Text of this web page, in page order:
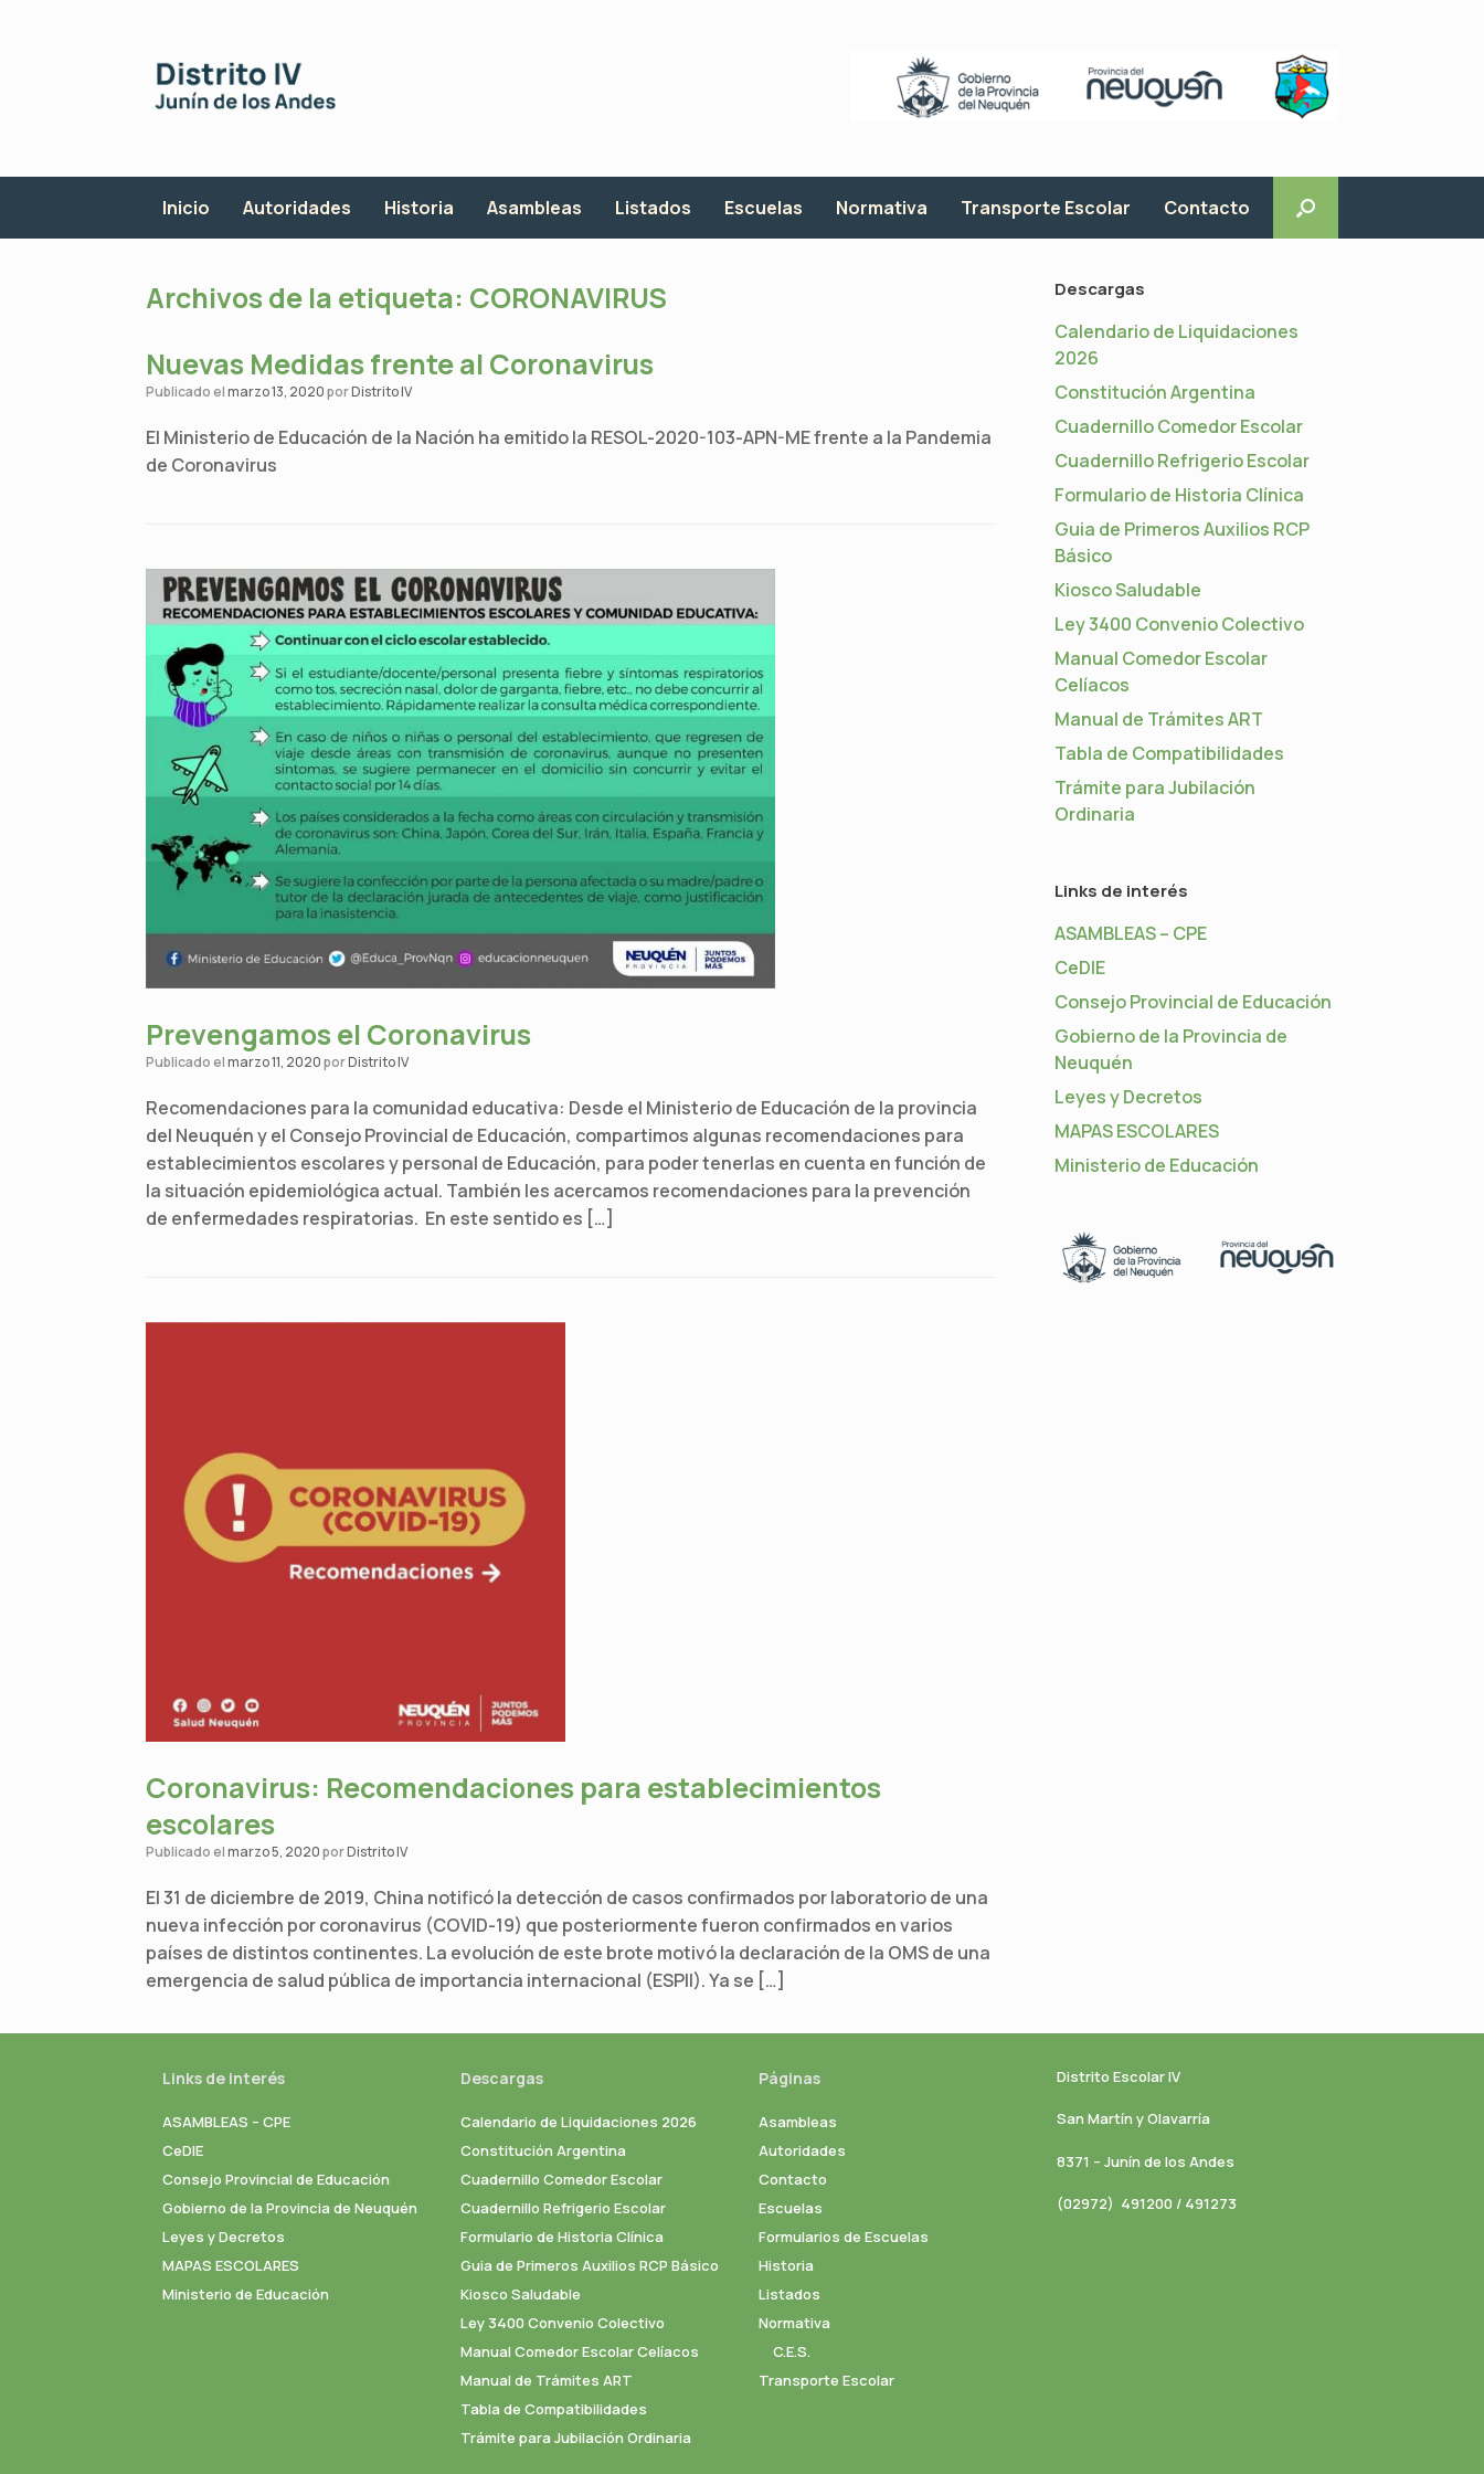
Inicio Autoridades Historia Asambleas Listados Escuelas Normativa Transporte Escolar Contacto
Archivos de la etiqueta: CORONAVIRUS
Nuevas Medidas frente al Coronavirus
Publicado elmarzo 13, 2020porDistrito IV
El Ministerio de Educación de la Nación ha emitido la RESOL-2020-103-APN-ME frente a la Pandemia
de Coronavirus
Prevengamos el Coronavirus
Publicado elmarzo 11, 2020porDistrito IV
Recomendaciones para la comunidad educativa: Desde el Ministerio de Educación de la provincia
del Neuquén y el Consejo Provincial de Educación, compartimos algunas recomendaciones para
establecimientos escolares y personal de Educación, para poder tenerlas en cuenta en función de
la situación epidemiológica actual. También les acercamos recomendaciones para la prevención
de enfermedades respiratorias. En este sentido es […]
Coronavirus: Recomendaciones para establecimientos
escolares
Publicado elmarzo 5, 2020porDistrito IV
El 31 de diciembre de 2019, China notificó la detección de casos confirmados por laboratorio de una
nueva infección por coronavirus (COVID-19) que posteriormente fueron confirmados en varios
países de distintos continentes. La evolución de este brote motivó la declaración de la OMS de una
emergencia de salud pública de importancia internacional (ESPII). Ya se […]
Descargas
Calendario de Liquidaciones
2026
Constitución Argentina
Cuadernillo Comedor Escolar
Cuadernillo Refrigerio Escolar
Formulario de Historia Clínica
Guia de Primeros Auxilios RCP
Básico
Kiosco Saludable
Ley 3400 Convenio Colectivo
Manual Comedor Escolar
Celíacos
Manual de Trámites ART
Tabla de Compatibilidades
Trámite para Jubilación
Ordinaria
Links de interés
ASAMBLEAS – CPE
CeDIE
Consejo Provincial de Educación
Gobierno de la Provincia de
Neuquén
Leyes y Decretos
MAPAS ESCOLARES
Ministerio de Educación
Links de interés
ASAMBLEAS – CPE
CeDIE
Consejo Provincial de Educación
Gobierno de la Provincia de Neuquén
Leyes y Decretos
MAPAS ESCOLARES
Ministerio de Educación
Descargas
Calendario de Liquidaciones 2026
Constitución Argentina
Cuadernillo Comedor Escolar
Cuadernillo Refrigerio Escolar
Formulario de Historia Clínica
Guia de Primeros Auxilios RCP Básico
Kiosco Saludable
Ley 3400 Convenio Colectivo
Manual Comedor Escolar Celíacos
Manual de Trámites ART
Tabla de Compatibilidades
Trámite para Jubilación Ordinaria
Páginas
Asambleas
Autoridades
Contacto
Escuelas
Formularios de Escuelas
Historia
Listados
Normativa
C.E.S.
Transporte Escolar
Distrito Escolar IV
San Martín y Olavarría
8371 – Junín de los Andes
(02972) 491200 / 491273